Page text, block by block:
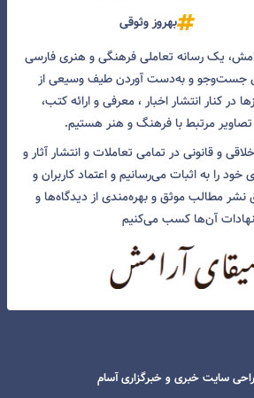
بهروز وثوقی
یک رسانه تعاملی فرهنگی و هنری فارسی
جست‌و‌جو و به‌دست آوردن طیف وسیعی از
در کنار انتشار اخبار ، معرفی و ارائه کتب،
مرتبط با فرهنگ و هنر هستیم.
و قانونی در تمامی تعاملات و انتشار آثار و
خود را به اثبات می‌رسانیم و اعتماد کاربران و
نشر مطالب موثق و بهره‌مندی از دیدگاه‌ها و
آن‌ها کسب می‌کنیم
سایت خبری و خبرگزاری آسام